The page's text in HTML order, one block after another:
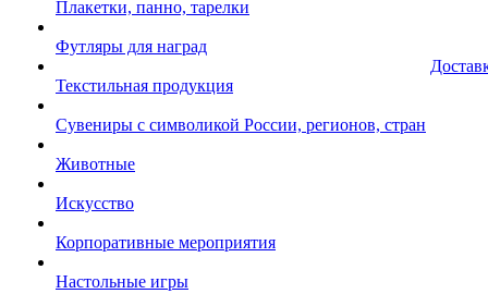
Плакетки, панно, тарелки
Футляры для наград
Текстильная продукция
Сувениры с символикой России, регионов, стран
Животные
Искусство
Корпоративные мероприятия
Настольные игры